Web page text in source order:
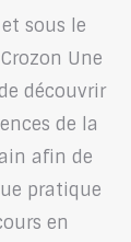
sous le
Une
découvrir
de la
afin de
pratique
en